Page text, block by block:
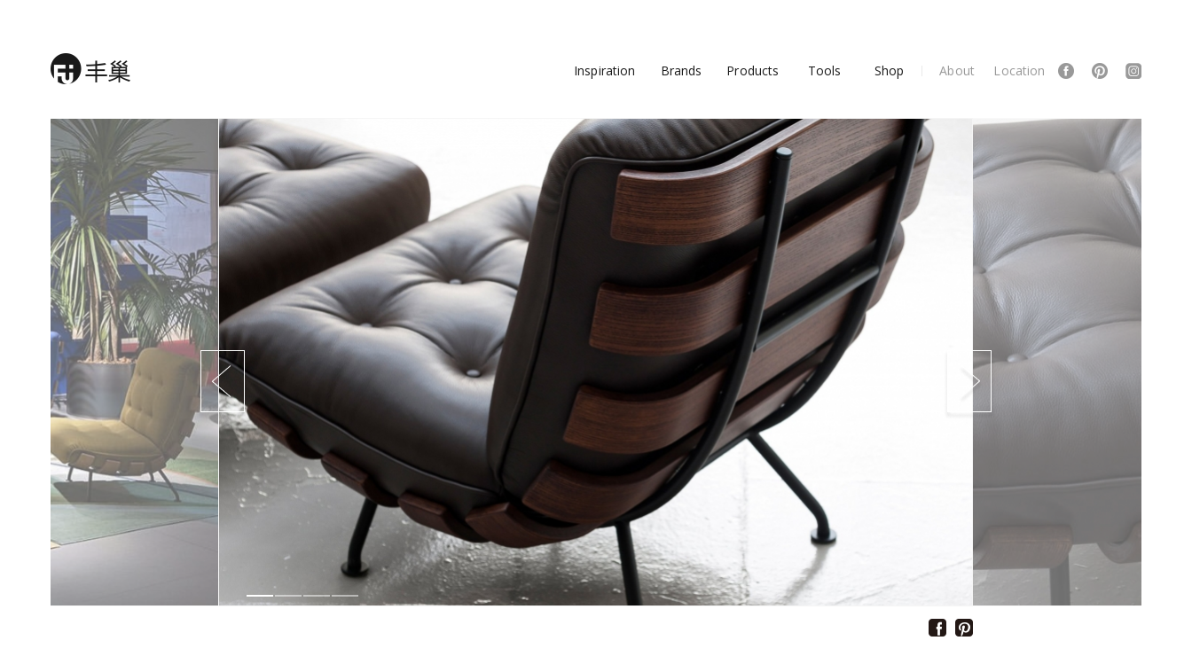
Inspiration Brands Products Tools Shop About Location